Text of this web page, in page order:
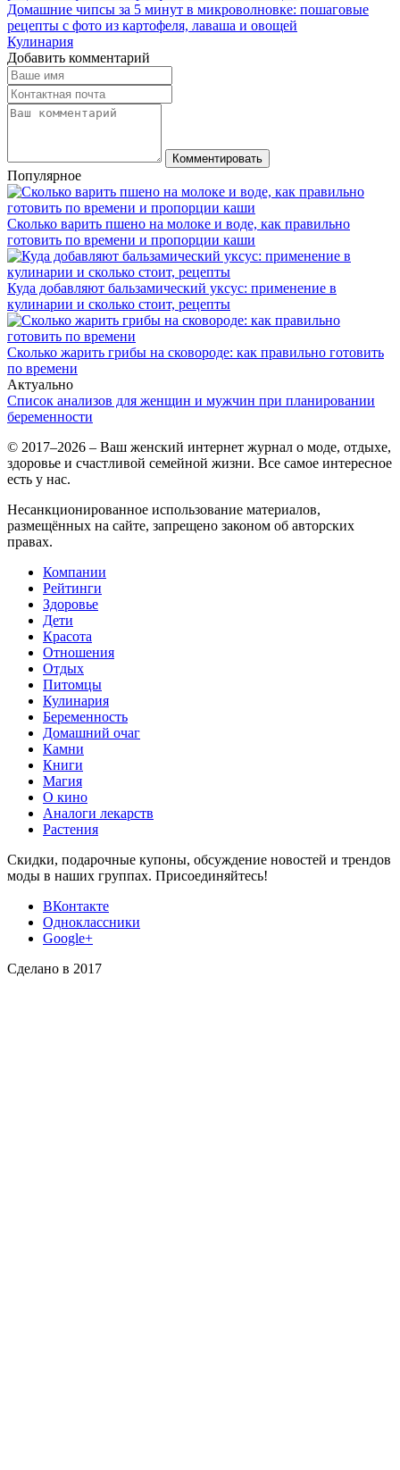
Домашние чипсы за 5 минут в микроволновке: пошаговые
рецепты с фото из картофеля, лаваша и овощей
Кулинария
Добавить комментарий
Комментировать
Популярное
Сколько варить пшено на молоке и воде, как правильно
готовить по времени и пропорции каши
Куда добавляют бальзамический уксус: применение в
кулинарии и сколько стоит, рецепты
Сколько жарить грибы на сковороде: как правильно готовить
по времени
Актуально
Список анализов для женщин и мужчин при планировании
беременности
© 2017–2026 – Ваш женский интернет журнал о моде, отдыхе,
здоровье и счастливой семейной жизни. Все самое интересное
есть у нас.
Несанкционированное использование материалов,
размещённых на сайте, запрещено законом об авторских
правах.
Компании
Рейтинги
Здоровье
Дети
Красота
Отношения
Отдых
Питомцы
Кулинария
Беременность
Домашний очаг
Камни
Книги
Магия
О кино
Аналоги лекарств
Растения
Скидки, подарочные купоны, обсуждение новостей и трендов
моды в наших группах. Присоединяйтесь!
ВКонтакте
Одноклассники
Google+
Сделано в 2017